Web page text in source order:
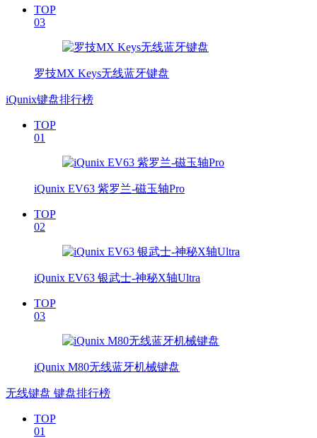
TOP
03
罗技MX Keys无线蓝牙键盘
iQunix键盘排行榜
TOP
01
iQunix EV63 紫罗兰-磁玉轴Pro
TOP
02
iQunix EV63 银武士-神秘X轴Ultra
TOP
03
iQunix M80无线蓝牙机械键盘
无线键盘 键盘排行榜
TOP
01